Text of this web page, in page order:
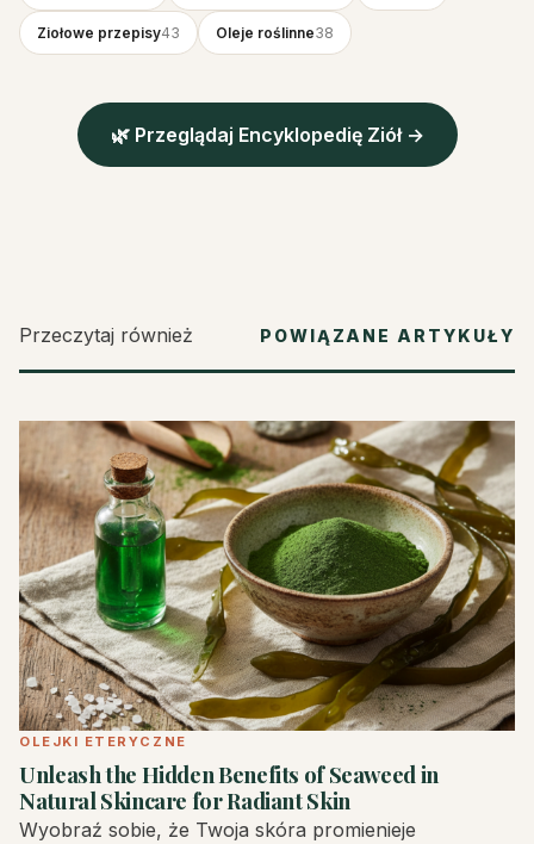
Ziołowe przepisy43 Oleje roślinne38
🌿 Przeglądaj Encyklopedię Ziół →
Przeczytaj również POWIĄZANE ARTYKUŁY
OLEJKI ETERYCZNE
Unleash the Hidden Benefits of Seaweed in
Natural Skincare for Radiant Skin
Wyobraź sobie, że Twoja skóra promienieje